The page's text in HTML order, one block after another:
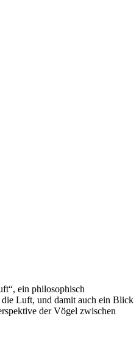
ein philosophisch
Luft, und damit auch ein Blick
der Vögel zwischen